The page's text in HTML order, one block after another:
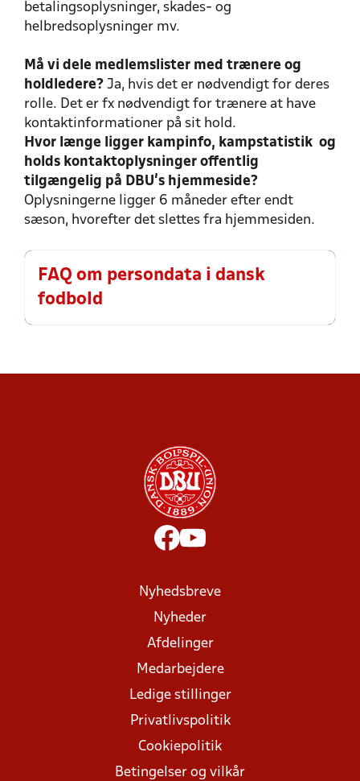
betalingsoplysninger, skades- og
helbredsoplysninger mv.
Må vi dele medlemslister med trænere og
holdledere? Ja, hvis det er nødvendigt for deres
rolle. Det er fx nødvendigt for trænere at have
kontaktinformationer på sit hold.
Hvor længe ligger kampinfo, kampstatistik og
holds kontaktoplysninger offentlig
tilgængelig på DBU's hjemmeside?
Oplysningerne ligger 6 måneder efter endt
sæson, hvorefter det slettes fra hjemmesiden.
FAQ om persondata i dansk
fodbold
Nyhedsbreve
Nyheder
Afdelinger
Medarbejdere
Ledige stillinger
Privatlivspolitik
Cookiepolitik
Betingelser og vilkår